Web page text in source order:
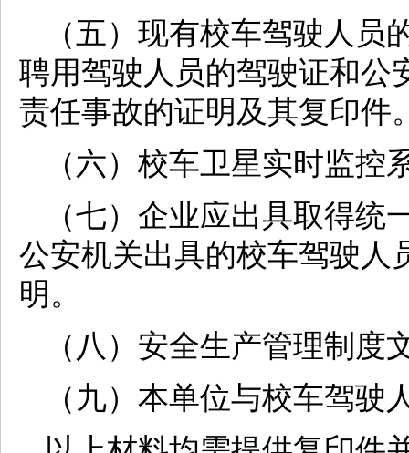
（五）现有校车驾驶人
聘用驾驶人员的驾驶证和公
责任事故的证明及其复印件
（六）校车卫星实时监控
（七）企业应出具取得
公安机关出具的校车驾驶人
明。
（八）安全生产管理制度
（九）本单位与校车驾驶